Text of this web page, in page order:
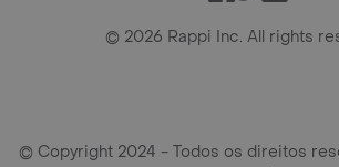
© 2026 Rappi Inc. All rights
© Copyright 2024 - Todos os direitos